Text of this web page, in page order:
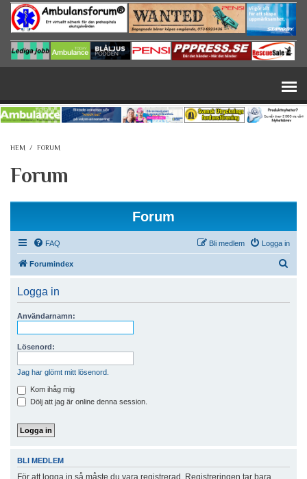
Hoppa till huvudinnehåll
HEM / FORUM
Forum